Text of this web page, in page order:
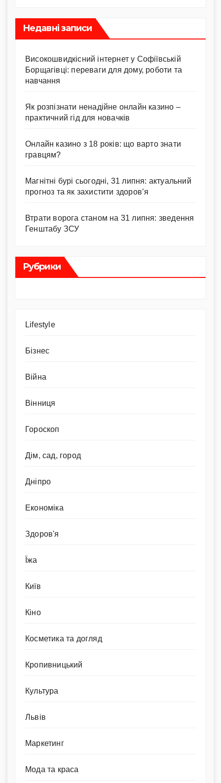
Недавні записи
Високошвидкісний інтернет у Софіївській
Борщагівці: переваги для дому, роботи та
навчання
Як розпізнати ненадійне онлайн казино –
практичний гід для новачків
Онлайн казино з 18 років: що варто знати
гравцям?
Магнітні бурі сьогодні, 31 липня: актуальний
прогноз та як захистити здоров’я
Втрати ворога станом на 31 липня: зведення
Генштабу ЗСУ
Рубрики
Lifestyle
Бізнес
Війна
Вінниця
Гороскоп
Дім, сад, город
Дніпро
Економіка
Здоров'я
Їжа
Київ
Кіно
Косметика та догляд
Кропивницький
Культура
Львів
Маркетинг
Мода та краса